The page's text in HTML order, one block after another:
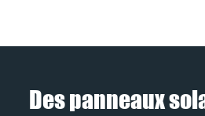
Des panneaux